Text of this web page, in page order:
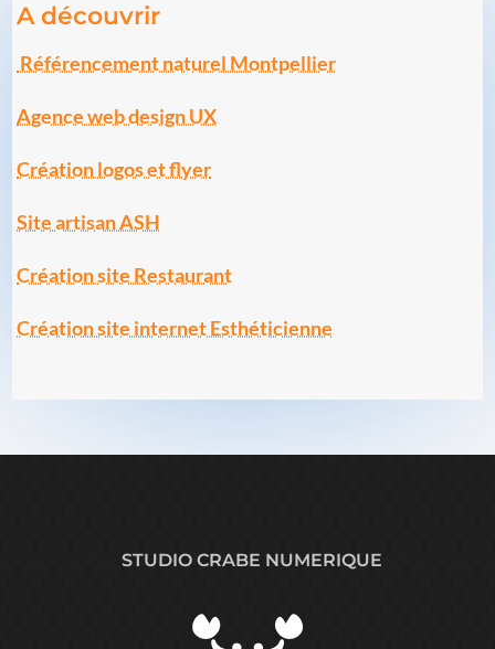
A découvrir
Référencement naturel Montpellier
Agence web design UX
Création logos et flyer
Site artisan ASH
Création site Restaurant
Création site internet Esthéticienne
STUDIO CRABE NUMERIQUE